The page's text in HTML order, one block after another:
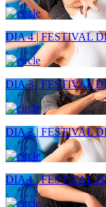
DIA 4 | FESTIVAL
DIA 3 | FESTIVAL
DIA 2 | FESTIVAL
DIA 1 | FESTIVAL